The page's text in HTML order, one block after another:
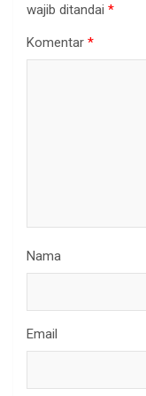
wajib ditandai *
Komentar *
Nama
Email